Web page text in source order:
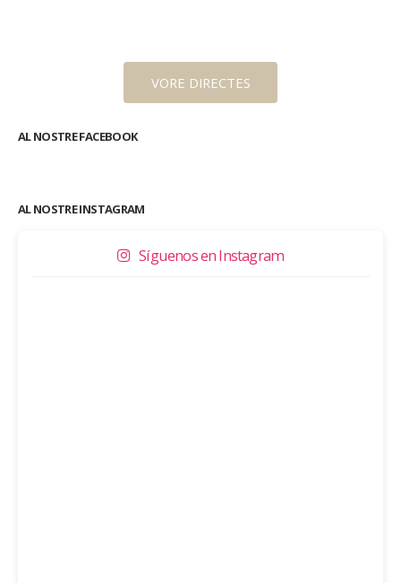
VORE DIRECTES
AL NOSTRE FACEBOOK
AL NOSTRE INSTAGRAM
Síguenos en Instagram